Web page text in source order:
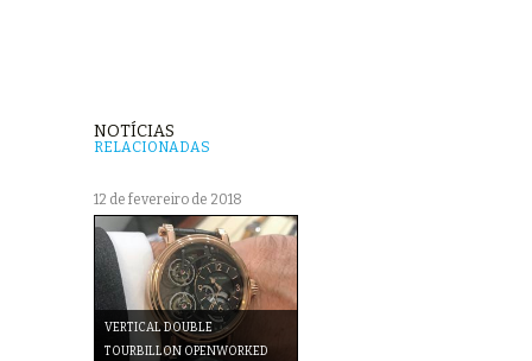
NOTÍCIAS
RELACIONADAS
12 de fevereiro de 2018
VERTICAL DOUBLE
TOURBILLON OPENWORKED